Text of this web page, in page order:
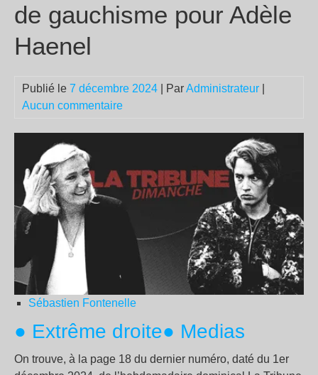
de gauchisme pour Adèle
Haenel
Publié le 7 décembre 2024 | ParAdministrateur
Aucun commentaire
Sébastien Fontenelle
● Extrême droite● Medias
On trouve, à la page 18 du dernier numéro, daté du 1er